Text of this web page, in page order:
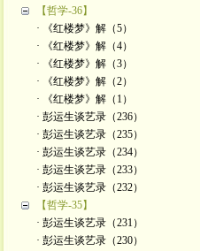
【哲学-36】
· 《红楼梦》解（5）
· 《红楼梦》解（4）
· 《红楼梦》解（3）
· 《红楼梦》解（2）
· 《红楼梦》解（1）
· 彭运生谈艺录（236）
· 彭运生谈艺录（235）
· 彭运生谈艺录（234）
· 彭运生谈艺录（233）
· 彭运生谈艺录（232）
【哲学-35】
· 彭运生谈艺录（231）
· 彭运生谈艺录（230）